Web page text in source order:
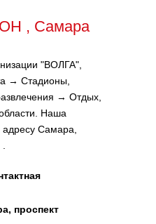
, Самара
"ВОЛГА",
→ Стадионы,
→ Отдых,
Наша
адресу Самара,
проспект